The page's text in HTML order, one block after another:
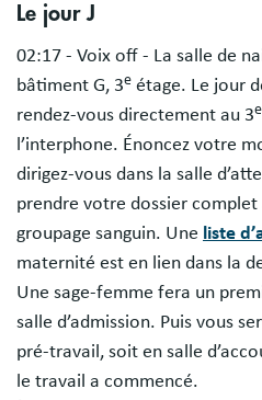
Le jour J
02:17 - Voix off - La salle de
bâtiment G, 3e étage. Le jour
rendez-vous directement au 3e
l’interphone. Énoncez votre
dirigez-vous dans la salle
prendre votre dossier
groupage sanguin. Une liste
maternité est en lien dans la
Une sage-femme fera un
salle d’admission. Puis vous
pré-travail, soit en salle
le travail a commencé.